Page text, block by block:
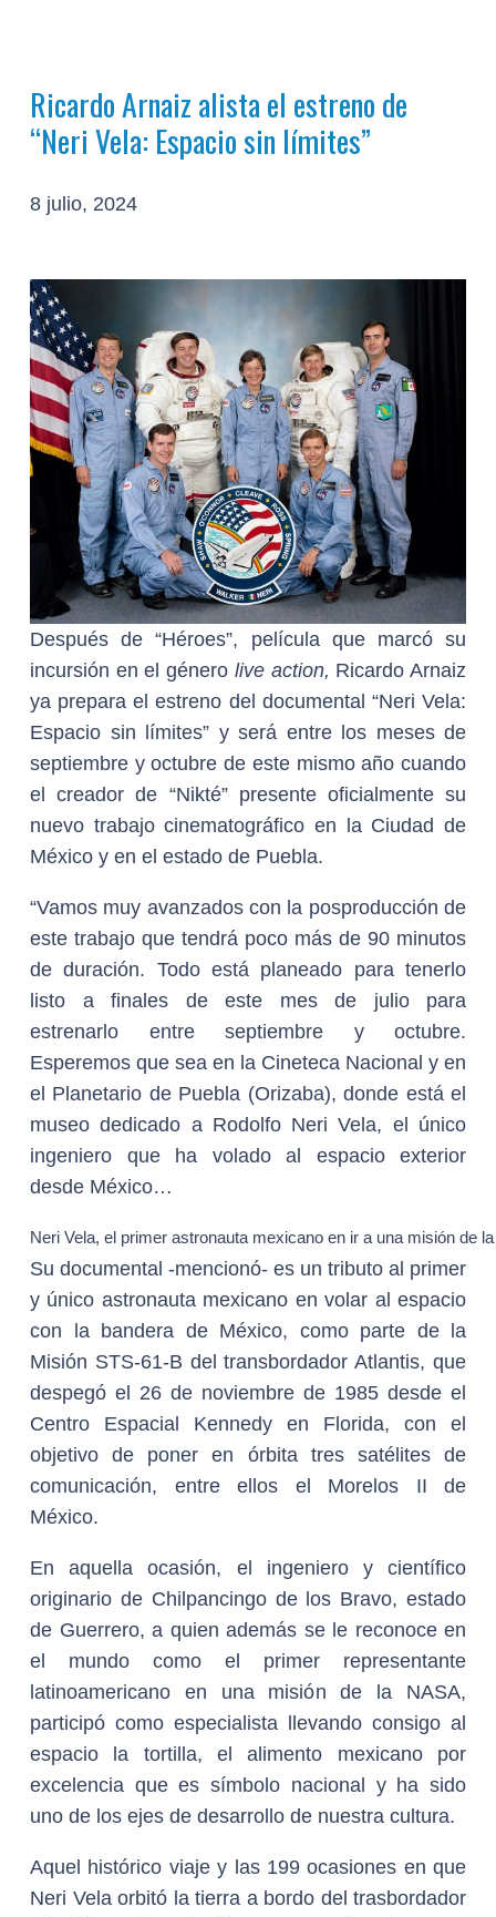
Ricardo Arnaiz alista el estreno de
“Neri Vela: Espacio sin límites”
8 julio, 2024
Después de “Héroes”, película que marcó su
incursión en el género live action, Ricardo Arnaiz
ya prepara el estreno del documental “Neri Vela:
Espacio sin límites” y será entre los meses de
septiembre y octubre de este mismo año cuando
el creador de “Nikté” presente oficialmente su
nuevo trabajo cinematográfico en la Ciudad de
México y en el estado de Puebla.
“Vamos muy avanzados con la posproducción de
este trabajo que tendrá poco más de 90 minutos
de duración. Todo está planeado para tenerlo
listo a finales de este mes de julio para
estrenarlo entre septiembre y octubre.
Esperemos que sea en la Cineteca Nacional y en
el Planetario de Puebla (Orizaba), donde está el
museo dedicado a Rodolfo Neri Vela, el único
ingeniero que ha volado al espacio exterior
desde México…
Neri Vela, el primer astronauta mexicano en ir a una misión de
Su documental -mencionó- es un tributo al primer
y único astronauta mexicano en volar al espacio
con la bandera de México, como parte de la
Misión STS-61-B del transbordador Atlantis, que
despegó el 26 de noviembre de 1985 desde el
Centro Espacial Kennedy en Florida, con el
objetivo de poner en órbita tres satélites de
comunicación, entre ellos el Morelos II de
México.
En aquella ocasión, el ingeniero y científico
originario de Chilpancingo de los Bravo, estado
de Guerrero, a quien además se le reconoce en
el mundo como el primer representante
latinoamericano en una misión de la NASA,
participó como especialista llevando consigo al
espacio la tortilla, el alimento mexicano por
excelencia que es símbolo nacional y ha sido
uno de los ejes de desarrollo de nuestra cultura.
Aquel histórico viaje y las 199 ocasiones en que
Neri Vela orbitó la tierra a bordo del trasbordador